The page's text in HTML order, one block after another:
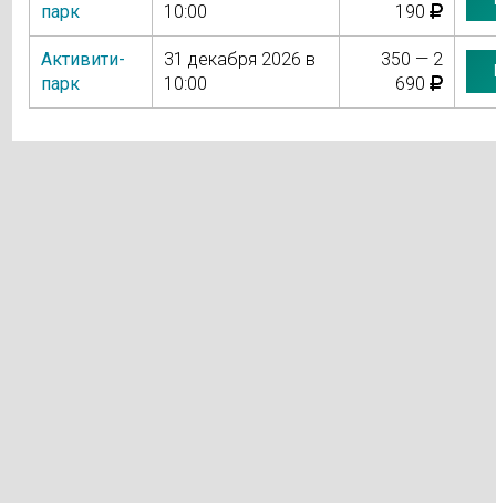
парк 10:00 190
Активити-
парк
31 декабря 2026 в
10:00
350 — 2
690